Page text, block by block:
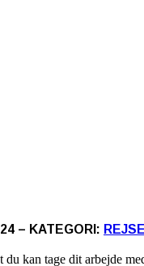
– KATEGORI:
kan tage dit arbejde